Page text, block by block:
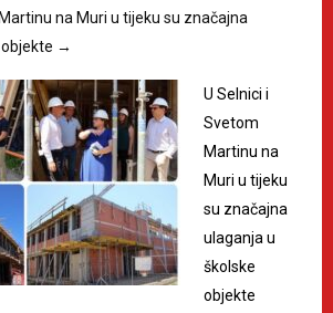
na Muri u tijeku su značajna
→
U Selnici i
Svetom
Martinu na
Muri u tijeku
su značajna
ulaganja u
školske
objekte